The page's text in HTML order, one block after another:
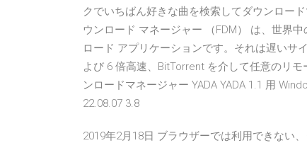
クでいちばん好きな曲を検索してダウンロー
ウンロード マネージャー （FDM） は、世界
ロード アプリケーションです。それは遅いサ
よび 6 倍高速、BitTorrent を介して任意のリ
ンロードマネージャー YADA YADA 1.1 用
22.08.07 3.8
2019年2月18日 ブラウザーでは利用できない